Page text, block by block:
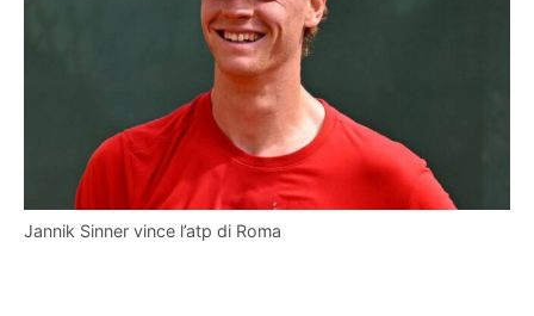
Jannik Sinner vince l’atp di Roma